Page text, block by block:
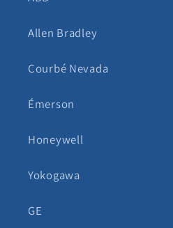
Allen Bradley
Courbé Nevada
Émerson
Honeywell
Yokogawa
GE